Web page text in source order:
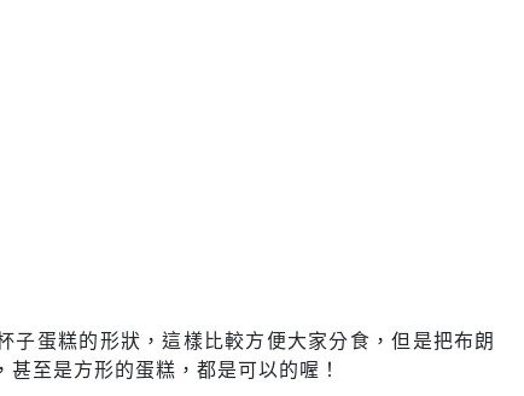
子蛋糕的形狀，這樣比較方便大家分食，但是把布朗
至是方形的蛋糕，都是可以的喔！